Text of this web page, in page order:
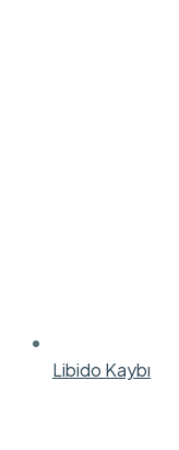
Libido Kaybı